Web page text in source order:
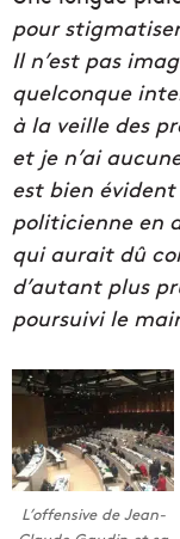
pour
Il n’est pas
quelconque
à la veille des
et je n’ai
est bien
politicienne en
qui aurait dû
d’autant plus
poursuivi le
L’offensive de Jean-